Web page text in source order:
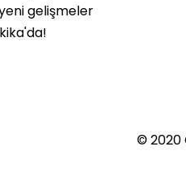
gelişmeler
© 2020